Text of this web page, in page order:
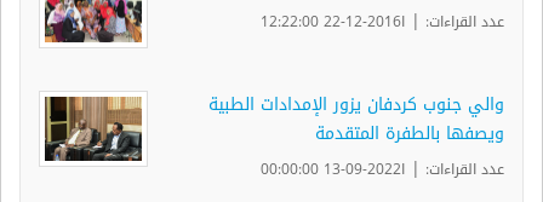
عدد القراءات: | ا2016-12-22 12:22:00
والي جنوب كردفان يزور الإمدادات الطبية
ويصفها بالطفرة المتقدمة
عدد القراءات: | ا2022-09-13 00:00:00